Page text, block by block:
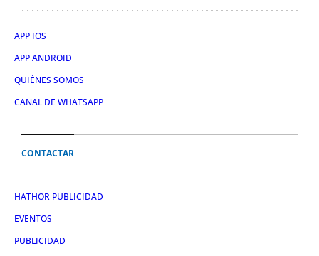
APP IOS
APP ANDROID
QUIÉNES SOMOS
CANAL DE WHATSAPP
CONTACTAR
HATHOR PUBLICIDAD
EVENTOS
PUBLICIDAD